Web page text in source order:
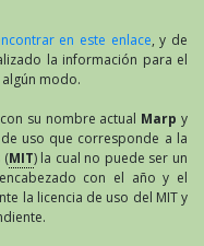
en este enlace, y de
la información para el
modo.
su nombre actual Marp y
uso que corresponde a la
(MIT) la cual no puede ser un
con el año y el
la licencia de uso del MIT y